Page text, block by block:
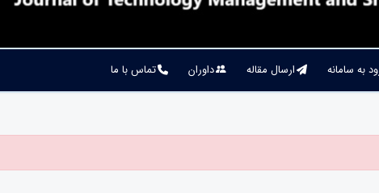
به سامانه ارسال مقاله داوران تماس با ما